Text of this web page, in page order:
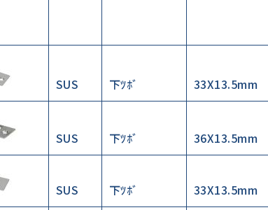
SUS 下ﾂﾎﾞ 33X13.5mm
SUS 下ﾂﾎﾞ 36X13.5mm
SUS 下ﾂﾎﾞ 33X13.5mm